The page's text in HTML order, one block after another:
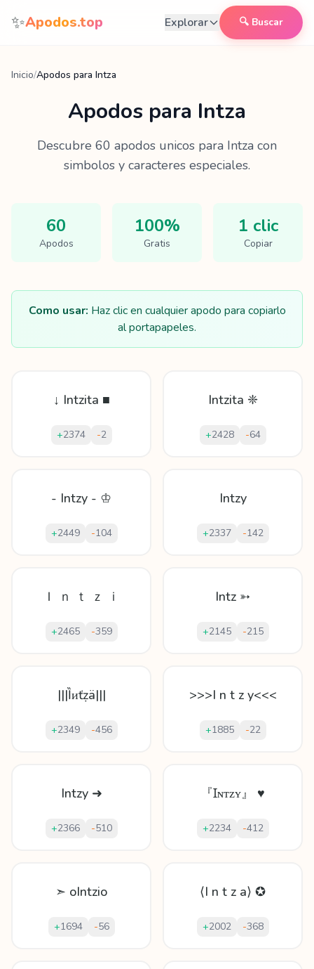
Saltar al contenido
✨Apodos.top Explorar 🔍 Buscar
Inicio/Apodos para Intza
Apodos para Intza
Descubre 60 apodos unicos para Intza con
simbolos y caracteres especiales.
60
Apodos
100%
Gratis
1 clic
Copiar
Como usar: Haz clic en cualquier apodo para copiarlo
al portapapeles.
↓ Intzita ■
+2374 -2
Intzita ❈
+2428 -64
- Intzy - ♔
+2449 -104
Intzy
+2337 -142
Ｉ ｎ ｔ ｚ ｉ
+2465 -359
Intz ➳
+2145 -215
|||Ȉᴎťẓä|||
+2349 -456
>>>I n t z y<<<
+1885 -22
Intzy ➜
+2366 -510
『Ɪɴᴛᴢʏ』 ♥
+2234 -412
➣ oIntzio
+1694 -56
⟨I n t z a⟩ ✪
+2002 -368